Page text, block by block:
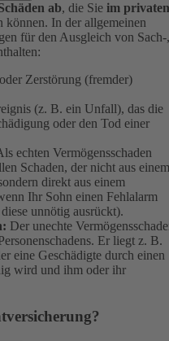
ab, die Sie im privaten
können. In der allgemeinen
für den Ausgleich von Sach-,
Zerstörung (fremder)
(z. B. ein Unfall), das die
oder den Tod einer
echten Vermögensschaden
Schaden, der nicht aus einem
direkt aus einem
Ihr Sohn einen Fehlalarm
unnötig ausrückt).
Der unechte
Er liegt z. B.
eine Geschädigte durch einen
wird und ihm oder ihr